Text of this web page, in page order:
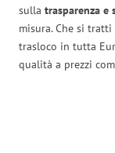
sulla trasparenza e
misura. Che si
trasloco in tutta
qualità a prezzi